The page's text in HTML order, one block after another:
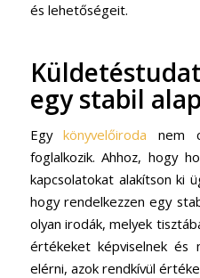
és lehetőségeit.
egy stabil alap
Egykönyvelőiroda nem
foglalkozik. Ahhoz, hogy
kapcsolatokat alakítson ki
hogy rendelkezzen egy
olyan irodák, melyek
értékeket képviselnek és
elérni, azok rendkívül